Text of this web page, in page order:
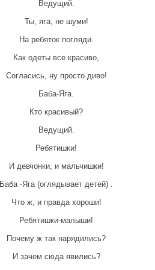
Ведущий.
Ты, яга, не шуми!
На ребяток погляди.
Как одеты все красиво,
Согласись, ну просто диво!
Баба-Яга.
Кто красивый?
Ведущий.
Ребятишки!
И девчонки, и мальчишки!
Баба -Яга (оглядывает детей) .
Что ж, и правда хороши!
Ребятишки-малыши!
Почему ж так нарядились?
И зачем сюда явились?